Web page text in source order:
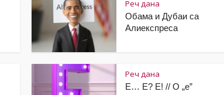
Реч дана
Обама и Дубаи са
Алиекспреса
Реч дана
Е… Е? Е! // О „е”